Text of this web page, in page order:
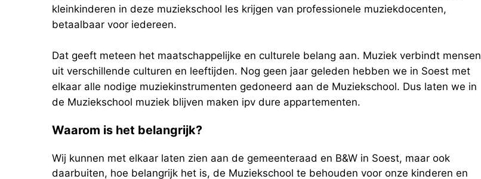
kleinkinderen in deze muziekschool les krijgen van professionele muziekdocenten,
betaalbaar voor iedereen.
Dat geeft meteen het maatschappelijke en culturele belang aan. Muziek verbindt mensen
uit verschillende culturen en leeftijden. Nog geen jaar geleden hebben we in Soest met
elkaar alle nodige muziekinstrumenten gedoneerd aan de Muziekschool. Dus laten we in
de Muziekschool muziek blijven maken ipv dure appartementen.
Waarom is het belangrijk?
Wij kunnen met elkaar laten zien aan de gemeenteraad en B&W in Soest, maar ook
daarbuiten, hoe belangrijk het is, de Muziekschool te behouden voor onze kinderen en